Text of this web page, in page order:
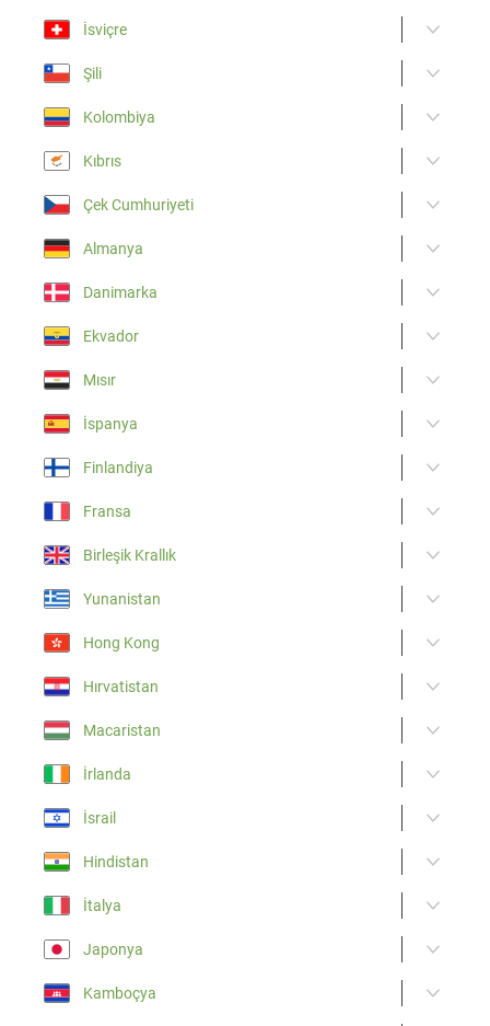
İsviçre
Şili
Kolombiya
Kıbrıs
Çek Cumhuriyeti
Almanya
Danimarka
Ekvador
Mısır
İspanya
Finlandiya
Fransa
Birleşik Krallık
Yunanistan
Hong Kong
Hırvatistan
Macaristan
İrlanda
İsrail
Hindistan
İtalya
Japonya
Kamboçya